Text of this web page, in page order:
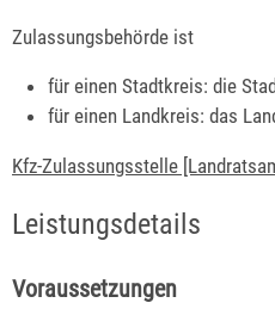
Zulassungsbehörde ist
für einen Stadtkreis: die
für einen Landkreis: das
Kfz-Zulassungsstelle
Leistungsdetails
Voraussetzungen